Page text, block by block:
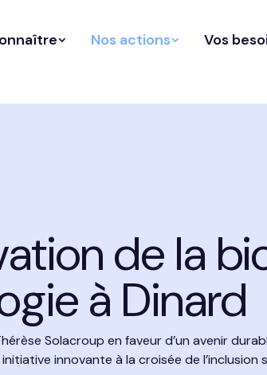
Nos actions Vos
de la
à Dinard
Solacroup en faveur d’un avenir
innovante à la croisée de l’inclusion